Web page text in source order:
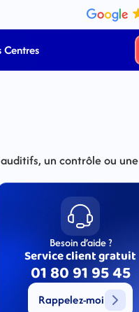
Centres
un contrôle ou une
Besoin d’aide ?
Service client gratuit
01 80 91 95 45
Rappelez-moi